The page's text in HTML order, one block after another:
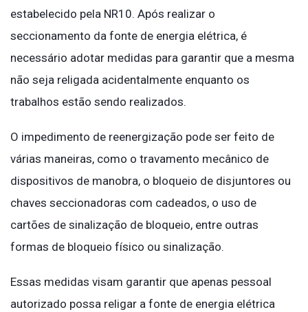
estabelecido pela NR10. Após realizar o
seccionamento da fonte de energia elétrica, é
necessário adotar medidas para garantir que a mesma
não seja religada acidentalmente enquanto os
trabalhos estão sendo realizados.
O impedimento de reenergização pode ser feito de
várias maneiras, como o travamento mecânico de
dispositivos de manobra, o bloqueio de disjuntores ou
chaves seccionadoras com cadeados, o uso de
cartões de sinalização de bloqueio, entre outras
formas de bloqueio físico ou sinalização.
Essas medidas visam garantir que apenas pessoal
autorizado possa religar a fonte de energia elétrica